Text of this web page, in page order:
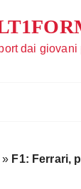
dai
» F1: Ferrari,